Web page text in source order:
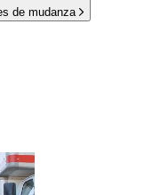
de mudanza